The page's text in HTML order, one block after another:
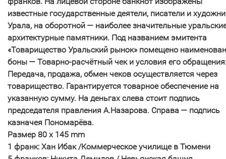
известные государственные деятели, писатели и
Урала, на оборотной — наиболее значительные
архитектурные памятники. Под названием эмитента
«Товарищество Уральский рынок» помещено
боны — Товарно-расчётный чек и условия его обращения:
Передача, продажа, обмен чеков осуществляется через
товарищество. Гарантируется товарное обеспечение на
указанную сумму. На деньгах слева стоит подпись
председателя правления А.Назарова. Справа — подпись
казначея Пономарёва.
Размер 80 x 145 mm
1 франк: Хан Ибак /Коммерческое училище в Тюмени